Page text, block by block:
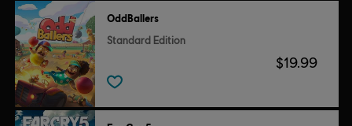
OddBallers
Standard Edition
$19.99